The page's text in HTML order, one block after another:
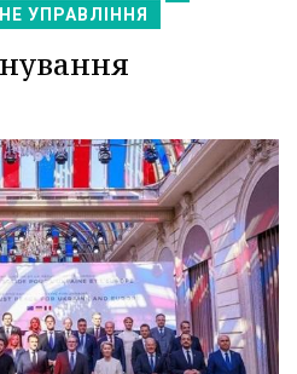
УПРАВЛІННЯ